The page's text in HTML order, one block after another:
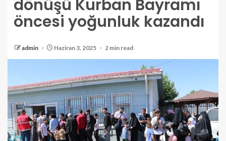
dönüşü Kurban Bayramı
öncesi yoğunluk kazandı
admin Haziran 3, 2025 2 min read